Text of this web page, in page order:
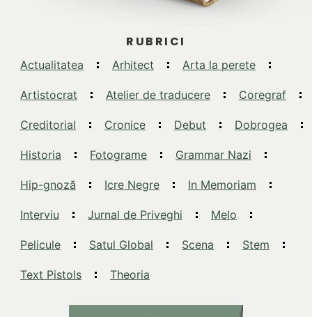
RUBRICI
Actualitatea Arhitect Arta la perete
Artistocrat Atelier de traducere Coregraf
Creditorial Cronice Debut Dobrogea
Historia Fotograme Grammar Nazi
Hip-gnoză Icre Negre In Memoriam
Interviu Jurnal de Priveghi Melo
Pelicule Satul Global Scena Stem
Text Pistols Theoria